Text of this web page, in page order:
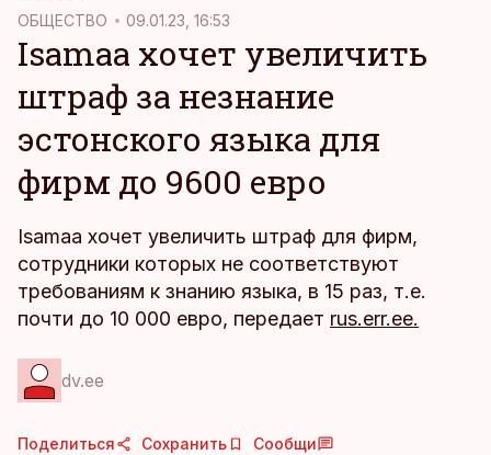
ОБЩЕСТВО 09.01.23, 16:53
Isamaa хочет увеличить
штраф за незнание
эстонского языка для
фирм до 9600 евро
Isamaa хочет увеличить штраф для фирм,
сотрудники которых не соответствуют
требованиям к знанию языка, в 15 раз, т.е.
почти до 10 000 евро, передает rus.err.ee.
dv.ee
Поделиться Сохранить Сообщи